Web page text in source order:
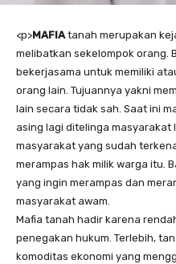
<p>MAFIAtanah merupakan
melibatkan sekelompok orang.
bekerjasama untuk memiliki
orang lain. Tujuannya yakni
lain secara tidak sah. Saat ini
asing lagi ditelinga masyarakat
masyarakat yang sudah
merampas hak milik warga itu.
yang ingin merampas dan
masyarakat awam.
Mafia tanah hadir karena
penegakan hukum. Terlebih,
komoditas ekonomi yang